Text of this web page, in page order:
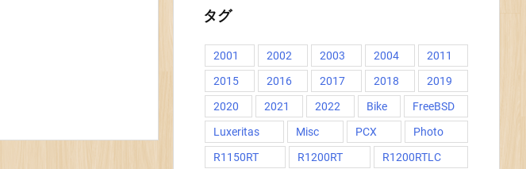
タグ
2001 2002 2003 2004
2011
2015
2016 2017 2018
2019
2020
2021 2022 Bike
FreeBSD
Luxeritas
Misc PCX
Photo
R1150RT
R1200RT
R1200RTLC